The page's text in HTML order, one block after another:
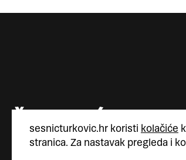
sesnicturkovic.hr koristi kolačiće
stranica. Za nastavak pregleda i